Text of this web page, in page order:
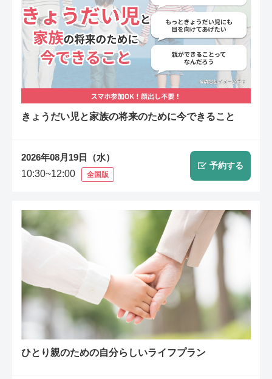
きょうだい児と家族の将来のために今できること
2026年08月19日（水）
10:30~12:00
全国版
予約する
ひとり親のための自分らしいライフプラン